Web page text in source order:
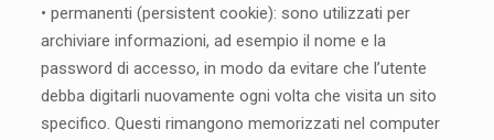
• permanenti (persistent cookie): sono utilizzati per
archiviare informazioni, ad esempio il nome e la
password di accesso, in modo da evitare che l’utente
debba digitarli nuovamente ogni volta che visita un sito
specifico. Questi rimangono memorizzati nel computer